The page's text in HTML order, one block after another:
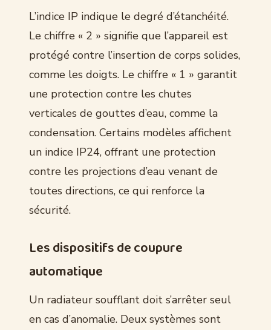
L’indice IP indique le degré d’étanchéité.
Le chiffre « 2 » signifie que l’appareil est
protégé contre l’insertion de corps solides,
comme les doigts. Le chiffre « 1 » garantit
une protection contre les chutes
verticales de gouttes d’eau, comme la
condensation. Certains modèles affichent
un indice IP24, offrant une protection
contre les projections d’eau venant de
toutes directions, ce qui renforce la
sécurité.
Les dispositifs de coupure
automatique
Un radiateur soufflant doit s’arrêter seul
en cas d’anomalie. Deux systèmes sont